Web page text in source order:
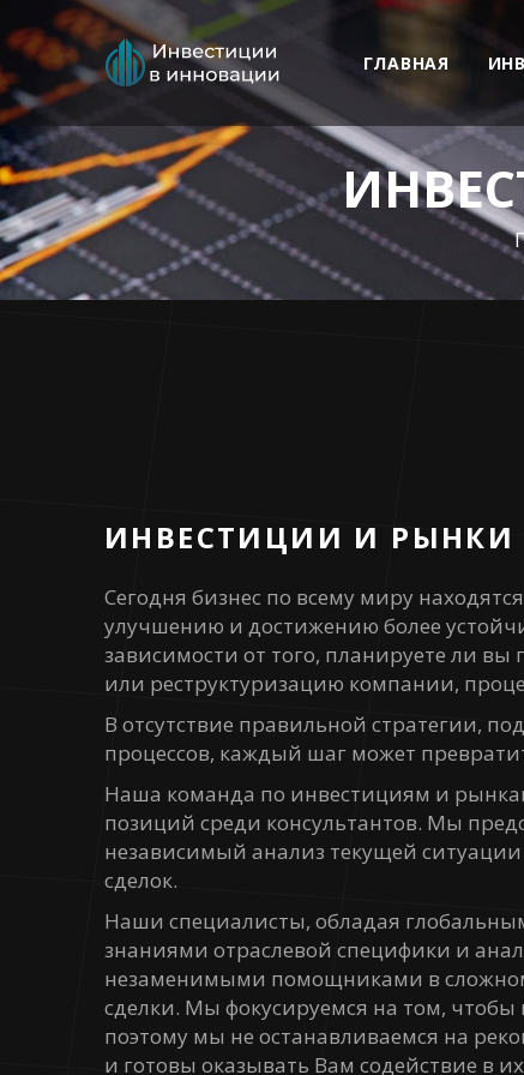
ГЛАВНАЯ
ИНВЕСТИЦИИ И РЫНКИ
Сегодня бизнес по всему миру
улучшению и достижению более
зависимости от того, планируете ли
или реструктуризацию компании,
В отсутствие правильной стратегии,
процессов, каждый шаг может
Наша команда по инвестициям и
позиций среди консультантов. Мы
независимый анализ текущей
сделок.
Наши специалисты, обладая
знаниями отраслевой специфики и
незаменимыми помощниками в
сделки. Мы фокусируемся на том,
поэтому мы не останавливаемся на
и готовы оказывать Вам содействие в